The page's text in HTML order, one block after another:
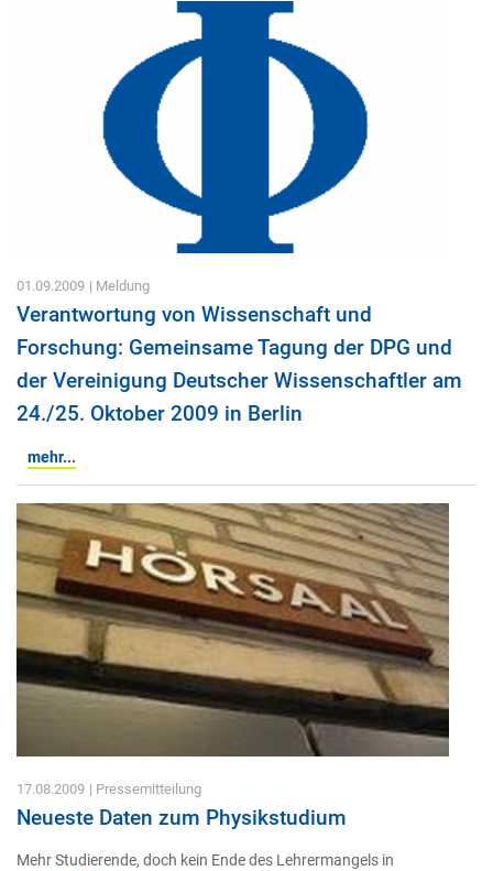
01.09.2009 | Meldung
Verantwortung von Wissenschaft und
Forschung: Gemeinsame Tagung der DPG und
der Vereinigung Deutscher Wissenschaftler am
24./25. Oktober 2009 in Berlin
mehr...
17.08.2009 | Pressemitteilung
Neueste Daten zum Physikstudium
Mehr Studierende, doch kein Ende des Lehrermangels in